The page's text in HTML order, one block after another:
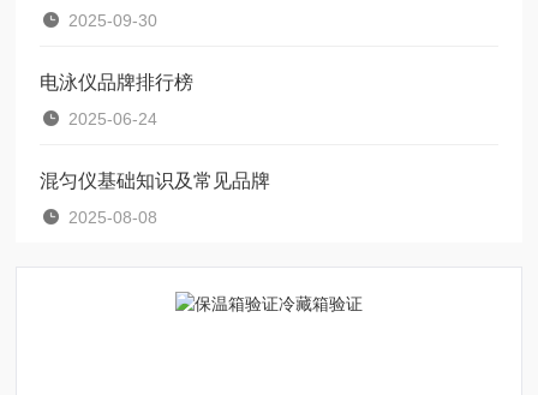
2025-09-30
电泳仪品牌排行榜
2025-06-24
混匀仪基础知识及常见品牌
2025-08-08